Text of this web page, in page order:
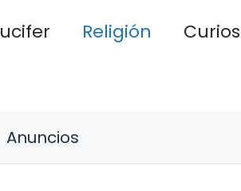
Religión
Anuncios